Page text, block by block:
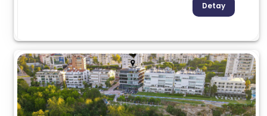
Detay